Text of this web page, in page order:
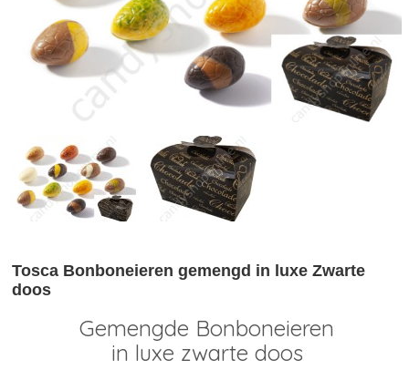
Tosca Bonboneieren gemengd in luxe Zwarte
doos
Gemengde Bonboneieren
in luxe zwarte doos